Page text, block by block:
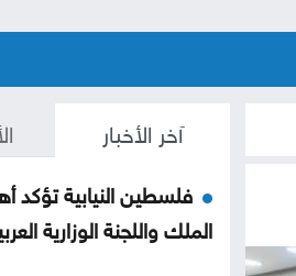
آخر الأخبار
فلسطين النيابية تؤكد
الملك واللجنة الوزارية